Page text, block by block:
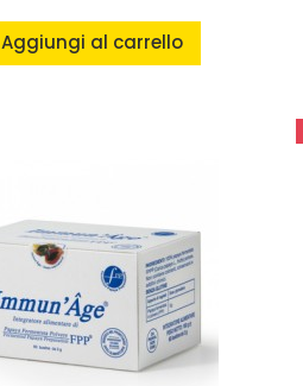
Aggiungi al carrello